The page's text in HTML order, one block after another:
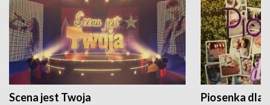
Scena jest Twoja Piosenka dla